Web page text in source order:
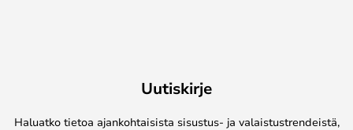
Uutiskirje
Haluatko tietoa ajankohtaisista sisustus- ja valaistustrendeistä,